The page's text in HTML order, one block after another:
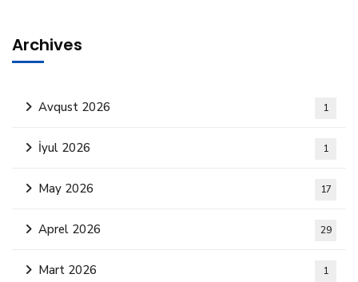
Archives
Avqust 2026 1
İyul 2026 1
May 2026 17
Aprel 2026 29
Mart 2026 1